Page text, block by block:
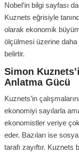
Nobel’in bilgi sayfası
Kuznets eğrisiyle
olarak ekonomik
ölçülmesi üzerine daha
belirtir.
Simon
Anlatma Gücü
Kuznets’in
ekonomiyi sayılarla
ekonomistler veriye
eder. Bazıları ise
tarafı zayıftır. Kuznets